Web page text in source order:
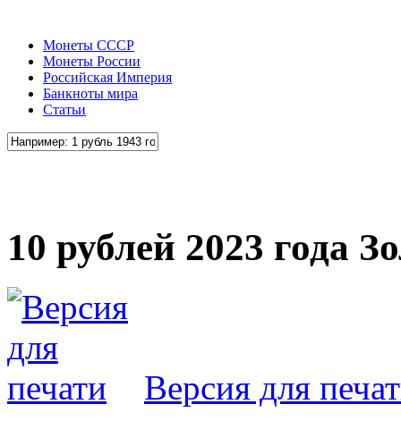
Монеты СССР
Монеты России
Российская Империя
Банкноты мира
Статьи
10 рублей 2023 года
Версия для